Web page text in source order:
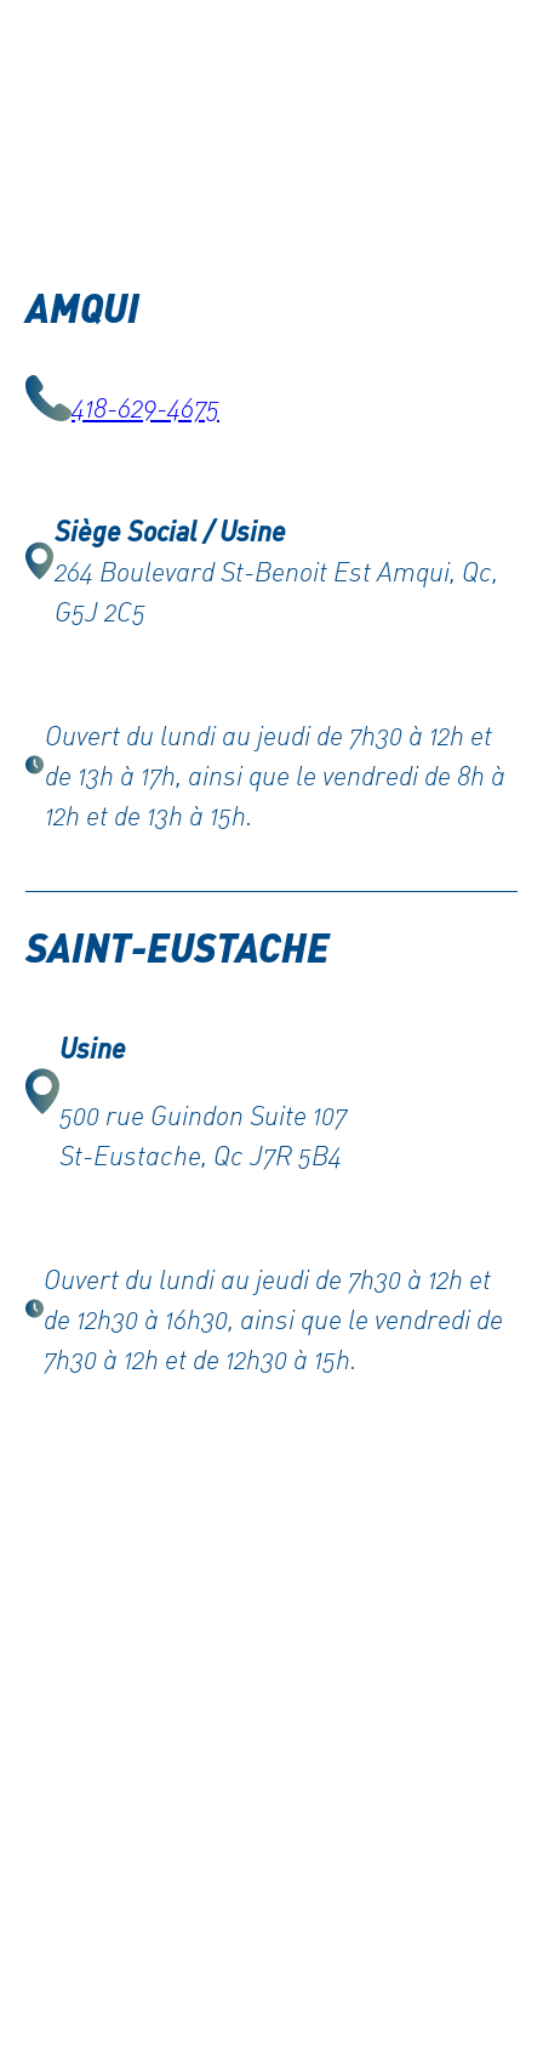
AMQUI
418-629-4675
Siège Social / Usine
264 Boulevard St-Benoit Est Amqui, Qc,
G5J 2C5
Ouvert du lundi au jeudi de 7h30 à 12h et
de 13h à 17h, ainsi que le vendredi de 8h à
12h et de 13h à 15h.
SAINT-EUSTACHE
Usine
500 rue Guindon Suite 107
St-Eustache, Qc J7R 5B4
Ouvert du lundi au jeudi de 7h30 à 12h et
de 12h30 à 16h30, ainsi que le vendredi de
7h30 à 12h et de 12h30 à 15h.